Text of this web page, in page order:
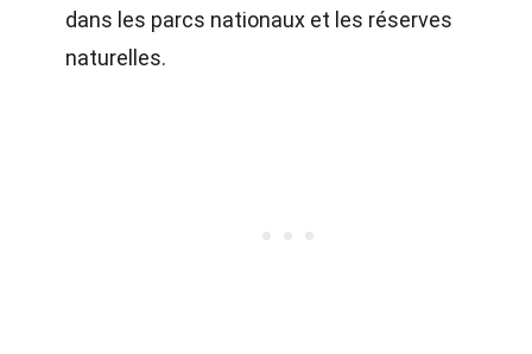
dans les parcs nationaux et les réserves
naturelles.